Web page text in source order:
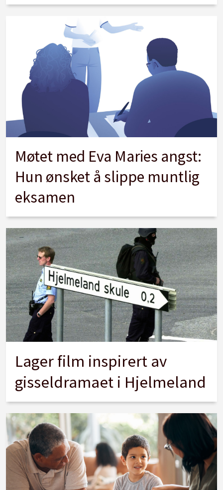
Møtet med Eva Maries angst:
Hun ønsket å slippe muntlig
eksamen
Lager film inspirert av
gisseldramaet i Hjelmeland